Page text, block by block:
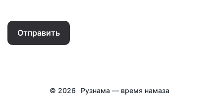
Отправить
© 2026 Рузнама — время намаза